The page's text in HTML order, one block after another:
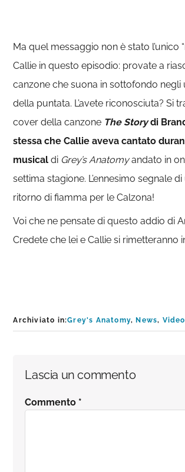
Ma quel messaggio non è stato l’unico
Callie in questo episodio: provate a
canzone che suona in sottofondo negli
della puntata. L’avete riconosciuta? Si
cover della canzone The Storydi
stessa che Callie aveva cantato
musical di Grey’s Anatomyandato in
settima stagione. L’ennesimo segnale
ritorno di fiamma per le Calzona!
Voi che ne pensate di questo addio di
Credete che lei e Callie si rimetteranno
Archiviato in:Grey's Anatomy, News, Video
Interazioni
del
Lascia un commento
Commento *